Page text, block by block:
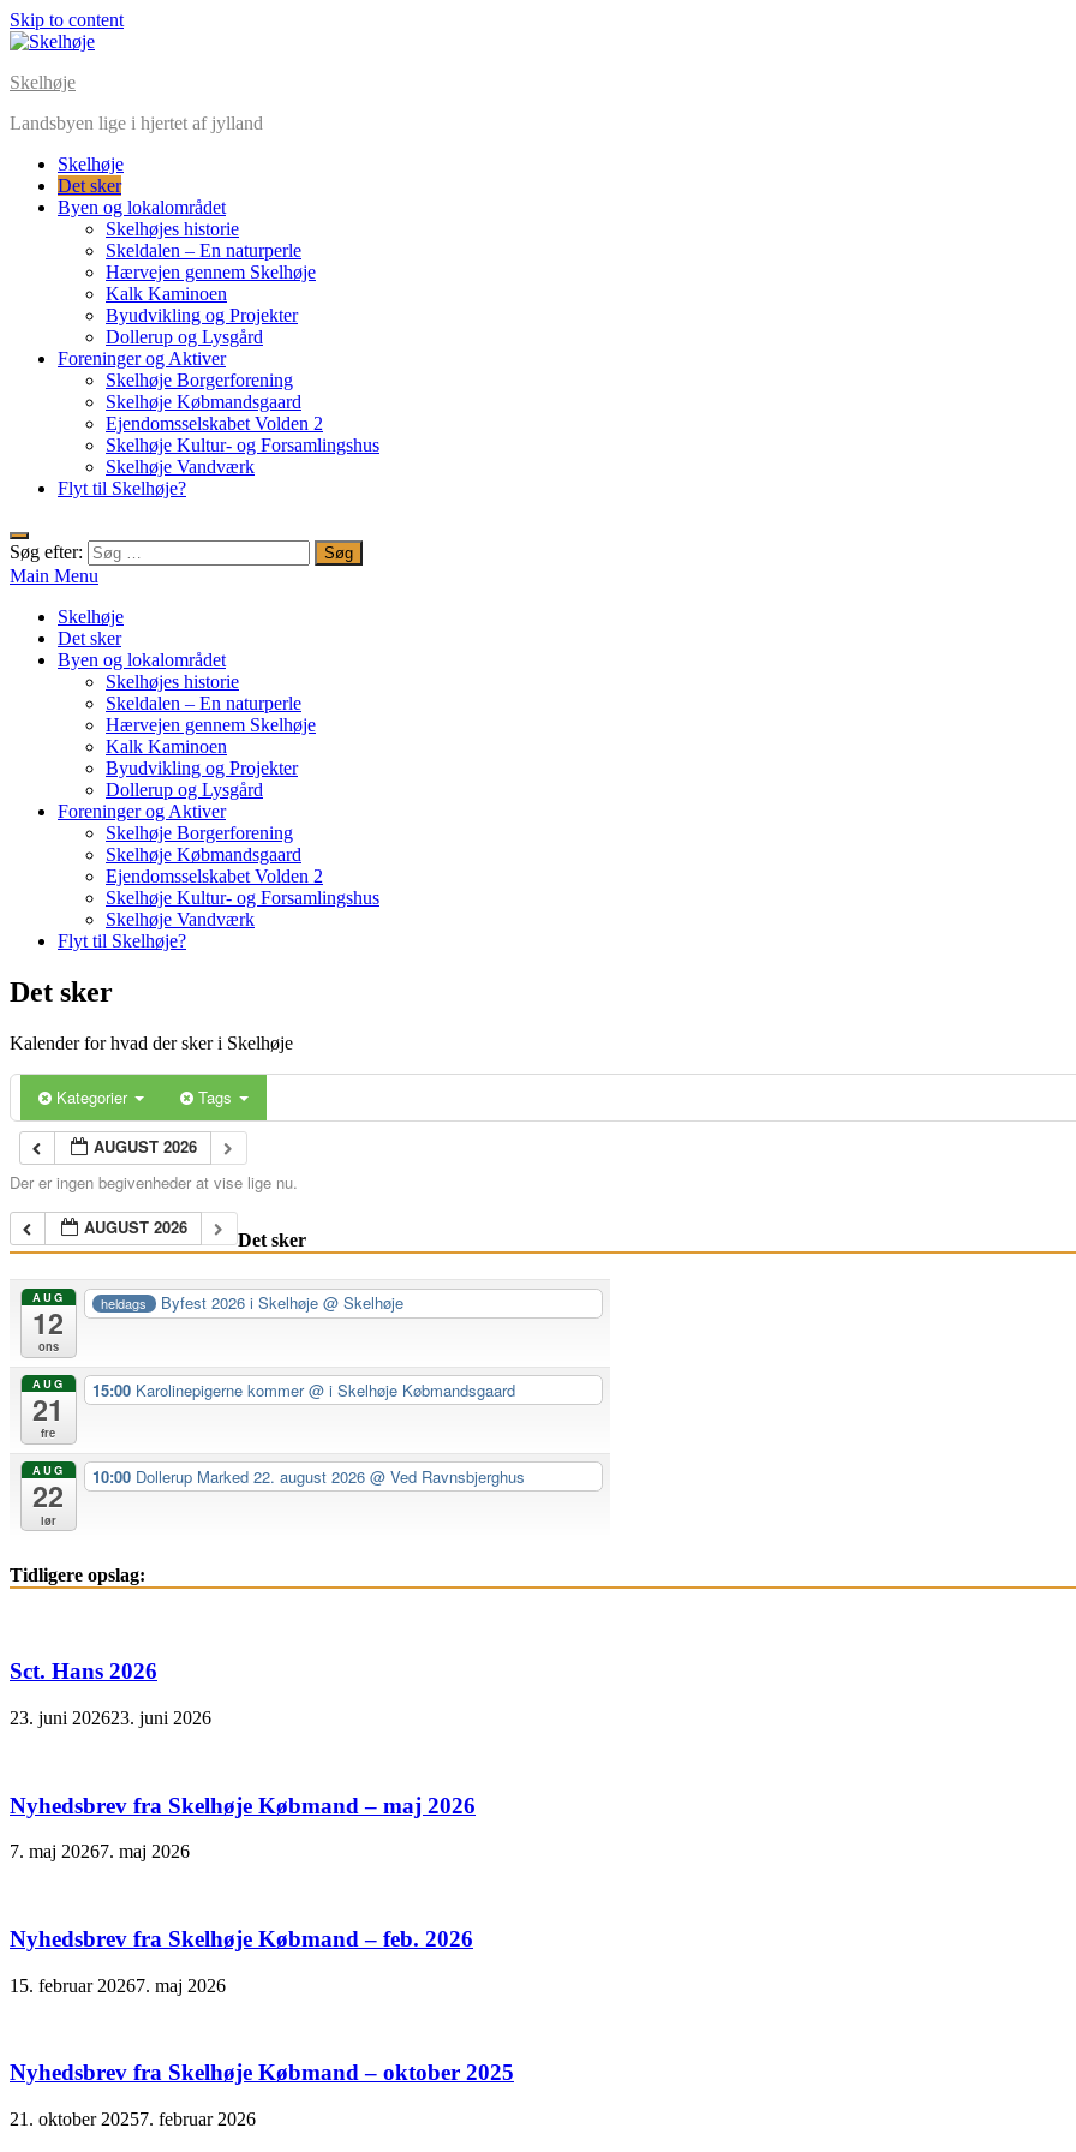
Skip to content
Skelhøje
Landsbyen lige i hjertet af jylland
Skelhøje
Det sker
Byen og lokalområdet
Skelhøjes historie
Skeldalen – En naturperle
Hærvejen gennem Skelhøje
Kalk Kaminoen
Byudvikling og Projekter
Dollerup og Lysgård
Foreninger og Aktiver
Skelhøje Borgerforening
Skelhøje Købmandsgaard
Ejendomsselskabet Volden 2
Skelhøje Kultur- og Forsamlingshus
Skelhøje Vandværk
Flyt til Skelhøje?
Søg efter:
Main Menu
Skelhøje
Det sker
Byen og lokalområdet
Skelhøjes historie
Skeldalen – En naturperle
Hærvejen gennem Skelhøje
Kalk Kaminoen
Byudvikling og Projekter
Dollerup og Lysgård
Foreninger og Aktiver
Skelhøje Borgerforening
Skelhøje Købmandsgaard
Ejendomsselskabet Volden 2
Skelhøje Kultur- og Forsamlingshus
Skelhøje Vandværk
Flyt til Skelhøje?
Det sker
Kalender for hvad der sker i Skelhøje
Kategorier Tags
AUGUST 2026
Der er ingen begivenheder at vise lige nu.
AUGUST 2026
Det sker
AUG
12
ons
heldags Byfest 2026 i Skelhøje@ Skelhøje
AUG
21
fre
15:00 Karolinepigerne kommer@ i Skelhøje Købmandsgaard
AUG
22
lør
10:00 Dollerup Marked 22. august 2026 @ Ved Ravnsbjerghus
Tidligere opslag:
Sct. Hans 2026
23. juni 202623. juni 2026
Nyhedsbrev fra Skelhøje Købmand – maj 2026
7. maj 20267. maj 2026
Nyhedsbrev fra Skelhøje Købmand – feb. 2026
15. februar 20267. maj 2026
Nyhedsbrev fra Skelhøje Købmand – oktober 2025
21. oktober 20257. februar 2026